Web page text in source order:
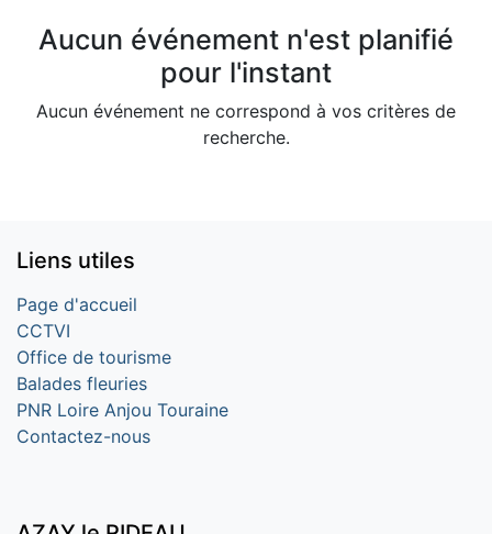
Aucun événement n'est planifié
pour l'instant
Aucun événement ne correspond à vos critères de
recherche.
Liens utiles
Page d'accueil
CCTVI
Office de tourisme
Balades fleuries
PNR Loire Anjou Touraine
Contactez-nous